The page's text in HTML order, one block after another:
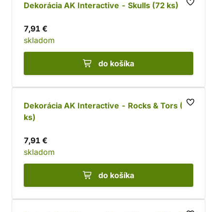
Dekorácia AK Interactive - Skulls (72 ks)
7,91 €
skladom
do košíka
Dekorácia AK Interactive - Rocks & Tors (12
ks)
7,91 €
skladom
do košíka